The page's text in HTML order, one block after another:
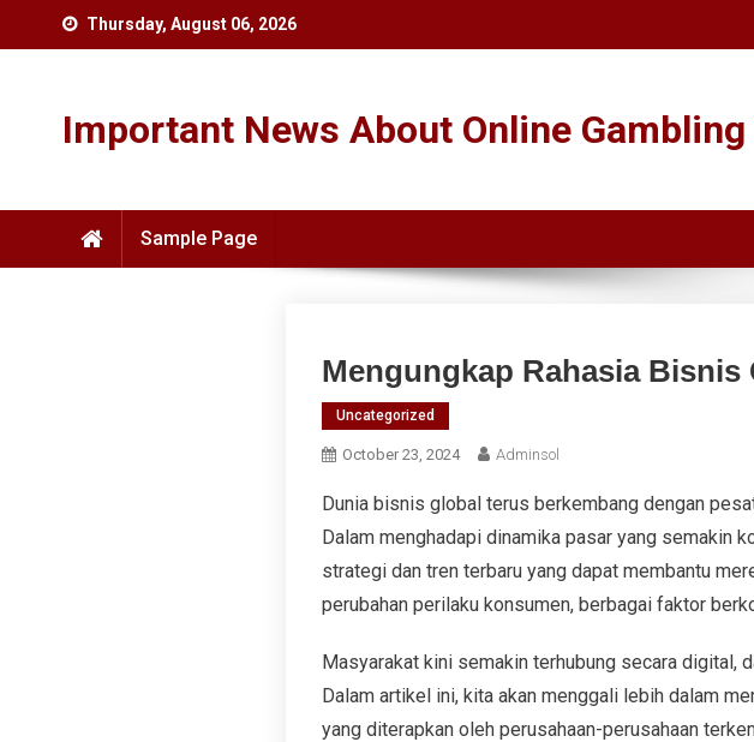
Thursday, August 06, 2026
Important News About Online
Sample Page
Mengungkap Rahasia
Uncategorized
October 23, 2024 Adminsol
Dunia bisnis global terus berkembang dengan
Dalam menghadapi dinamika pasar yang semakin
strategi dan tren terbaru yang dapat membantu
perubahan perilaku konsumen, berbagai faktor
Masyarakat kini semakin terhubung secara digital,
Dalam artikel ini, kita akan menggali lebih dalam
yang diterapkan oleh perusahaan-perusahaan